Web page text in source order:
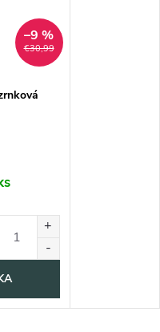
€30,99
–9 %